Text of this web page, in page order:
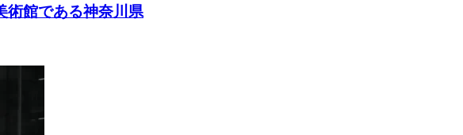
術館である神奈川県